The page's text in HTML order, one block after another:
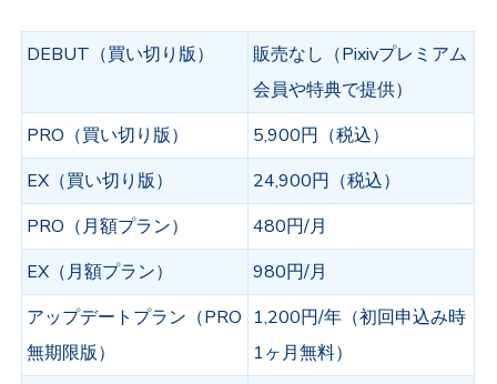
DEBUT（買い切り版）
販売なし（Pixivプレミアム
会員や特典で提供）
PRO（買い切り版）
5,900円（税込）
EX（買い切り版）
24,900円（税込）
PRO（月額プラン）
480円/月
EX（月額プラン）
980円/月
アップデートプラン（PRO
無期限版）
1,200円/年（初回申込み時
1ヶ月無料）